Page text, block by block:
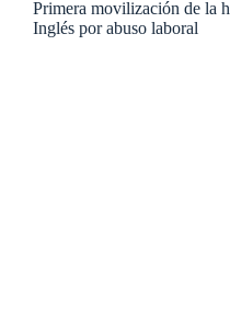
Primera movilización de la
Inglés por abuso laboral